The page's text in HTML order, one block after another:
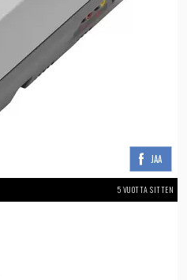
JAA
5 VUOTTA SITTEN